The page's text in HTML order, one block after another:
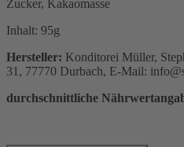
Zucker, Kakaomasse
Inhalt: 95g
Hersteller: Konditorei Müller,
31, 77770 Durbach, E-Mail:
durchschnittliche